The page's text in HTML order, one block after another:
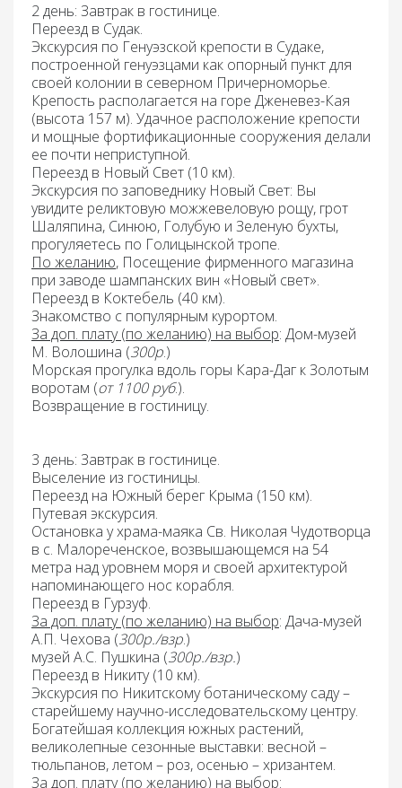
2 день: Завтрак в гостинице.
Переезд в Судак.
Экскурсия по Генуэзской крепости в Судаке,
построенной генуэзцами как опорный пункт для
своей колонии в северном Причерноморье.
Крепость располагается на горе Дженевез-Кая
(высота 157 м). Удачное расположение крепости
и мощные фортификационные сооружения делали
ее почти неприступной.
Переезд в Новый Свет (10 км).
Экскурсия по заповеднику Новый Свет: Вы
увидите реликтовую можжевеловую рощу, грот
Шаляпина, Синюю, Голубую и Зеленую бухты,
прогуляетесь по Голицынской тропе.
По желанию, Посещение фирменного магазина
при заводе шампанских вин «Новый свет».
Переезд в Коктебель (40 км).
Знакомство с популярным курортом.
За доп. плату (по желанию) на выбор: Дом-музей
М. Волошина (300р.)
Морская прогулка вдоль горы Кара-Даг к Золотым
воротам (от 1100 руб.).
Возвращение в гостиницу.
3 день: Завтрак в гостинице.
Выселение из гостиницы.
Переезд на Южный берег Крыма (150 км).
Путевая экскурсия.
Остановка у храма-маяка Св. Николая Чудотворца
в с. Малореченское, возвышающемся на 54
метра над уровнем моря и своей архитектурой
напоминающего нос корабля.
Переезд в Гурзуф.
За доп. плату (по желанию) на выбор: Дача-музей
А.П. Чехова (300р./взр.)
музей А.С. Пушкина (300р./взр.)
Переезд в Никиту (10 км).
Экскурсия по Никитскому ботаническому саду–
старейшему научно-исследовательскому центру.
Богатейшая коллекция южных растений,
великолепные сезонные выставки: весной –
тюльпанов, летом – роз, осенью – хризантем.
За доп. плату (по желанию) на выбор: